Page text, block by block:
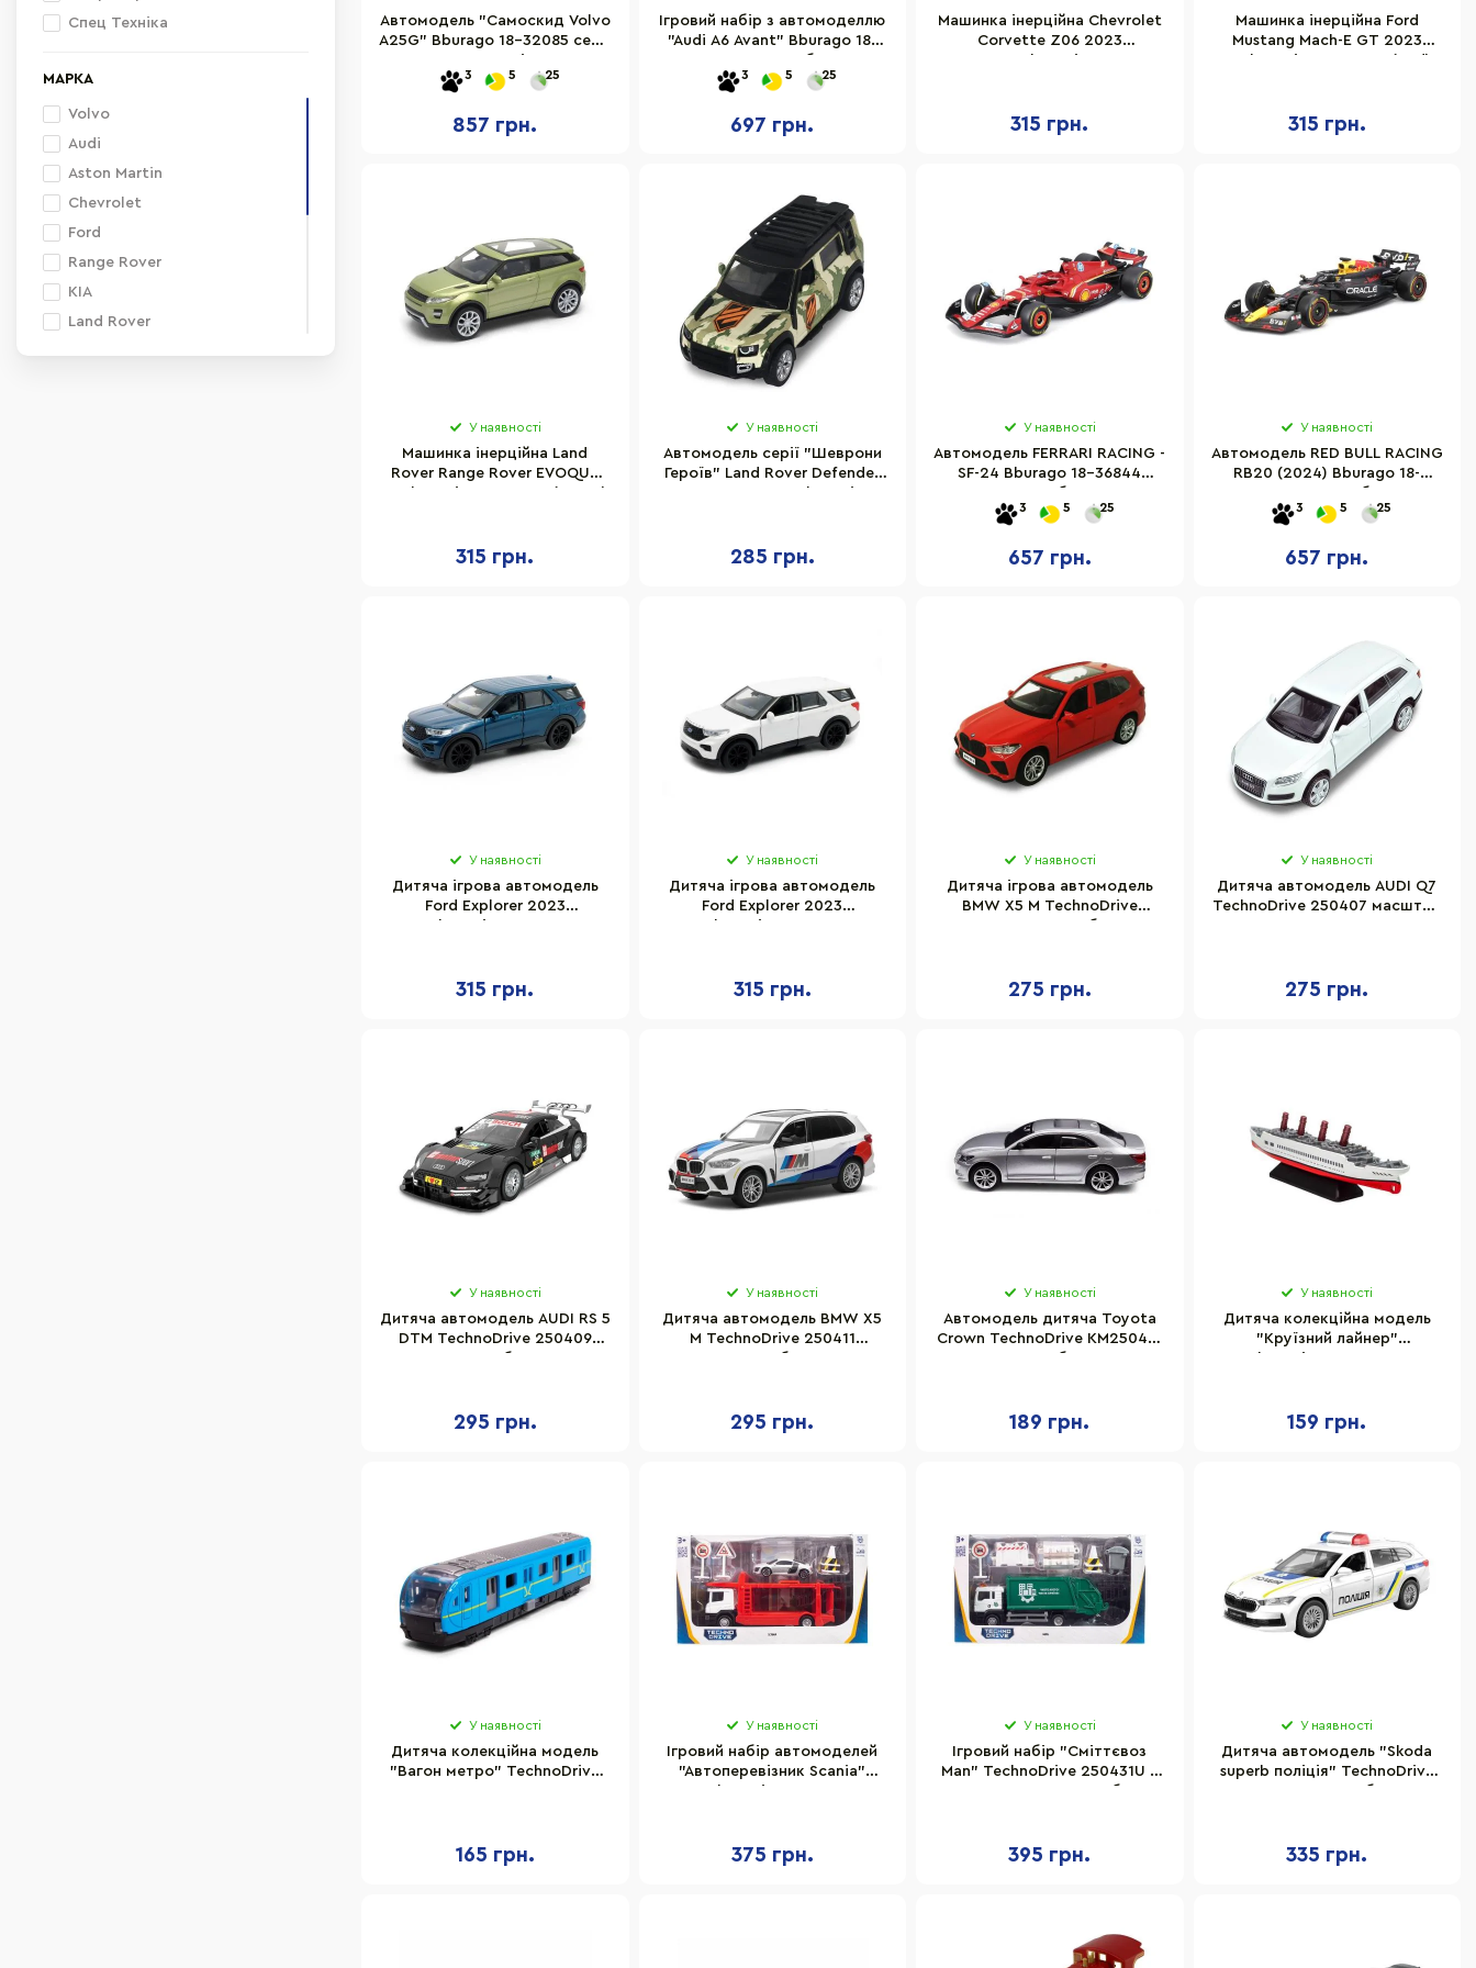
Спец Техніка
МАРКА
Volvo
Audi
Aston Martin
Chevrolet
Ford
Range Rover
KIA
Land Rover
Автомодель "Самоскид Volvo
A25G" Bburago 18-32085 серії
3 5 25
857 грн.
Ігровий набір з автомоделлю
"Audi A6 Avant" Bburago 18-
3 5 25
697 грн.
Машинка інерційна Chevrolet
Corvette Z06 2023
315 грн.
Машинка інерційна Ford
Mustang Mach-E GT 2023
315 грн.
У наявності
Машинка інерційна Land
Rover Range Rover EVOQUE
315 грн.
У наявності
Автомодель серії "Шеврони
Героїв" Land Rover Defender
285 грн.
У наявності
Автомодель FERRARI RACING -
SF-24 Bburago 18-36844
3 5 25
657 грн.
У наявності
Автомодель RED BULL RACING
RB20 (2024) Bburago 18-
3 5 25
657 грн.
У наявності
Дитяча ігрова автомодель
Ford Explorer 2023
315 грн.
У наявності
Дитяча ігрова автомодель
Ford Explorer 2023
315 грн.
У наявності
Дитяча ігрова автомодель
BMW X5 M TechnoDrive
275 грн.
У наявності
Дитяча автомодель AUDI Q7
TechnoDrive 250407 масштаб
275 грн.
У наявності
Дитяча автомодель AUDI RS 5
DTM TechnoDrive 250409
295 грн.
У наявності
Дитяча автомодель BMW X5
M TechnoDrive 250411
295 грн.
У наявності
Автомодель дитяча Toyota
Crown TechnoDrive KM250418
189 грн.
У наявності
Дитяча колекційна модель
"Круїзний лайнер"
159 грн.
У наявності
Дитяча колекційна модель
"Вагон метро" TechnoDrive
165 грн.
У наявності
Ігровий набір автомоделей
"Автоперевізник Sсania"
375 грн.
У наявності
Ігровий набір "Сміттєвоз
Мan" TechnoDrive 250431U з
395 грн.
У наявності
Дитяча автомодель "Skoda
superb поліція" TechnoDrive
335 грн.